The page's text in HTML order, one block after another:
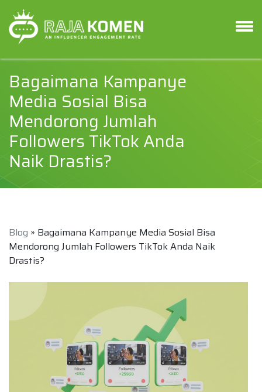
Bagaimana Kampanye
Media Sosial Bisa
Mendorong Jumlah
Followers TikTok Anda
Naik Drastis?
Blog » Bagaimana Kampanye Media Sosial Bisa
Mendorong Jumlah Followers TikTok Anda Naik
Drastis?